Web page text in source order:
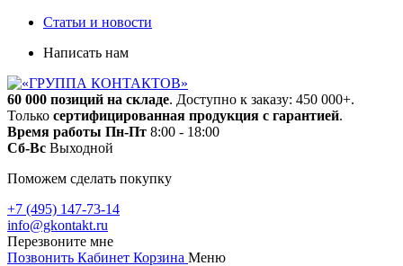
Статьи и новости
Написать нам
60 000 позиций на складе. Доступно к заказу: 450 000+.
Только сертифицированная продукция с гарантией.
Время работы Пн-Пт 8:00 - 18:00
Сб-Вс Выходной
Поможем сделать покупку
+7 (495) 147-73-14
info@gkontakt.ru
Перезвоните мне
Позвонить Кабинет Корзина Меню